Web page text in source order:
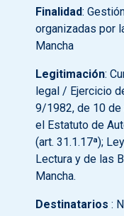
Finalidad:
organizadas por
Mancha
Legitimación:
legal / Ejercicio
9/1982, de 10 de
el Estatuto de
(art. 31.1.17ª);
Lectura y de las
Mancha.
Destinatarios :